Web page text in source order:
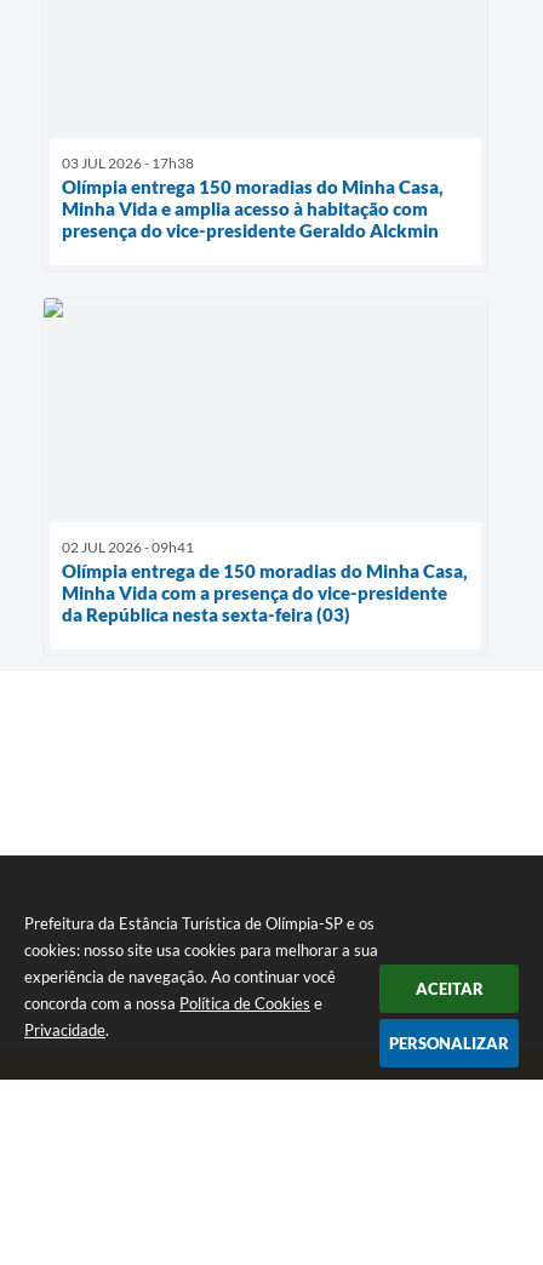
Prefeitura da Estância Turística de Olímpia-SP e os
cookies: nosso site usa cookies para melhorar a sua
experiência de navegação. Ao continuar você
concorda com a nossa Política de Cookies e
Privacidade.
ACEITAR
PERSONALIZAR
03 JUL 2026 - 17h38
Olímpia entrega 150 moradias do Minha Casa,
Minha Vida e amplia acesso à habitação com
presença do vice-presidente Geraldo Alckmin
02 JUL 2026 - 09h41
Olímpia entrega de 150 moradias do Minha Casa,
Minha Vida com a presença do vice-presidente
da República nesta sexta-feira (03)